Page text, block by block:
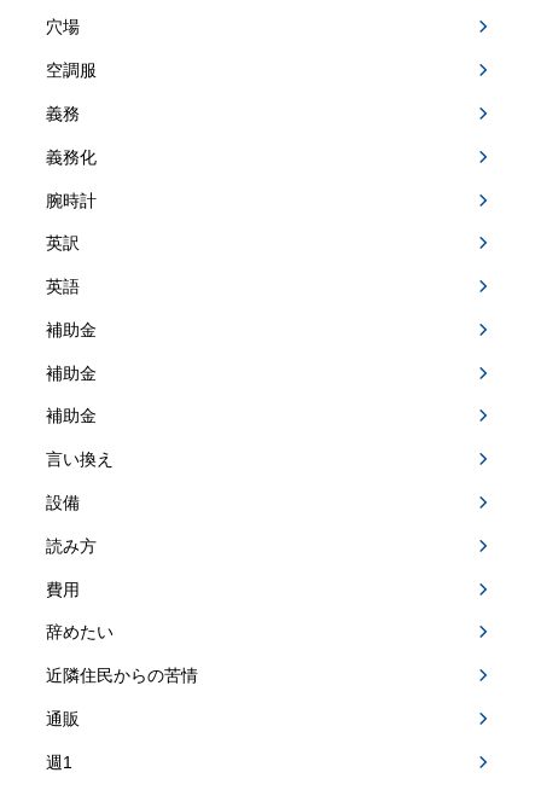
穴場
空調服
義務
義務化
腕時計
英訳
英語
補助金
補助金
補助金
言い換え
設備
読み方
費用
辞めたい
近隣住民からの苦情
通販
週1